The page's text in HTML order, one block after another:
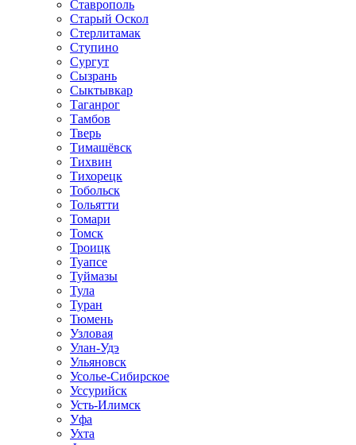
Ставрополь
Старый Оскол
Стерлитамак
Ступино
Сургут
Сызрань
Сыктывкар
Таганрог
Тамбов
Тверь
Тимашёвск
Тихвин
Тихорецк
Тобольск
Тольятти
Томари
Томск
Троицк
Туапсе
Туймазы
Тула
Туран
Тюмень
Узловая
Улан-Удэ
Ульяновск
Усолье-Сибирское
Уссурийск
Усть-Илимск
Уфа
Ухта